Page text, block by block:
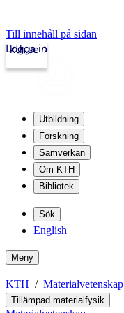
Till innehåll på sidan
kth.se
Logga in
Utbildning
Forskning
Samverkan
Om KTH
Bibliotek
Sök
English
Meny
KTH Materialvetenskap
Tillämpad materialfysik